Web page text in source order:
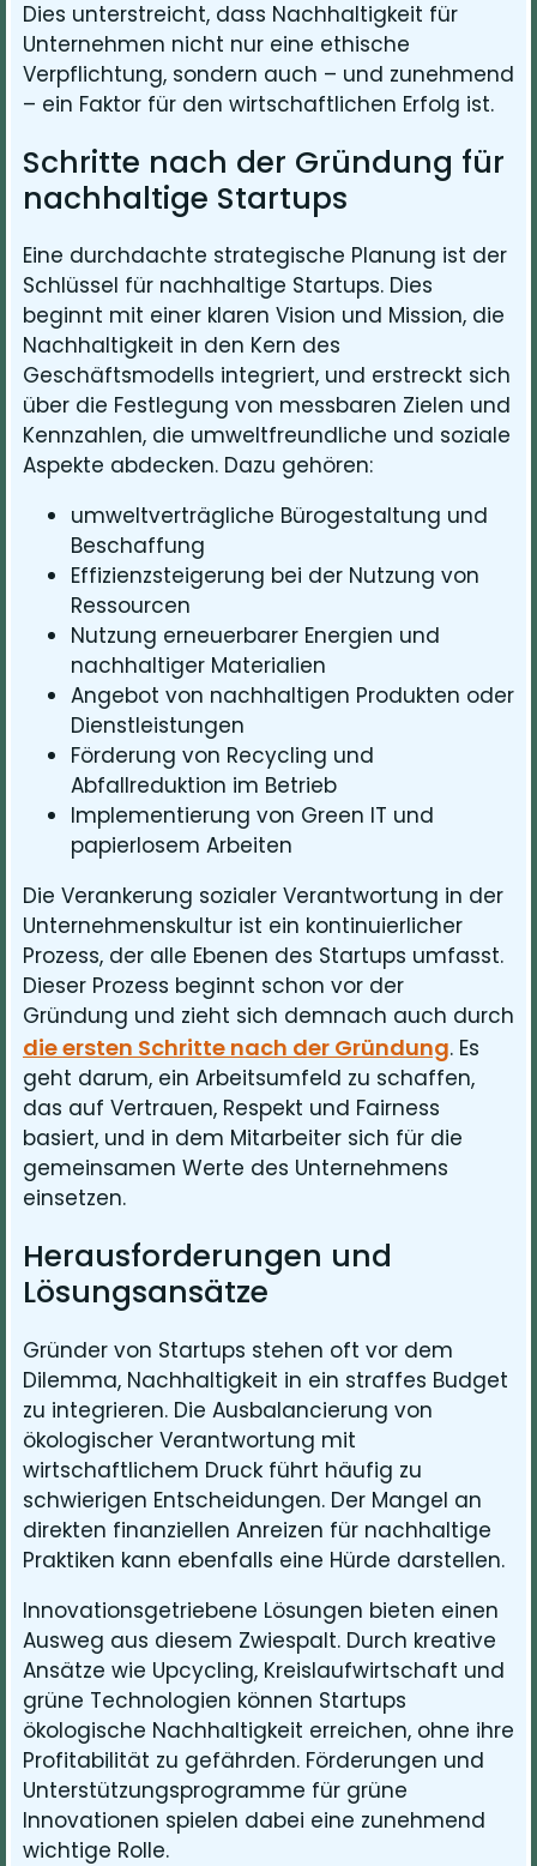
Dies unterstreicht, dass Nachhaltigkeit für
Unternehmen nicht nur eine ethische
Verpflichtung, sondern auch – und zunehmend
– ein Faktor für den wirtschaftlichen Erfolg ist.
Schritte nach der Gründung für
nachhaltige Startups
Eine durchdachte strategische Planung ist der
Schlüssel für nachhaltige Startups. Dies
beginnt mit einer klaren Vision und Mission, die
Nachhaltigkeit in den Kern des
Geschäftsmodells integriert, und erstreckt sich
über die Festlegung von messbaren Zielen und
Kennzahlen, die umweltfreundliche und soziale
Aspekte abdecken. Dazu gehören:
umweltverträgliche Bürogestaltung und
Beschaffung
Effizienzsteigerung bei der Nutzung von
Ressourcen
Nutzung erneuerbarer Energien und
nachhaltiger Materialien
Angebot von nachhaltigen Produkten oder
Dienstleistungen
Förderung von Recycling und
Abfallreduktion im Betrieb
Implementierung von Green IT und
papierlosem Arbeiten
Die Verankerung sozialer Verantwortung in der
Unternehmenskultur ist ein kontinuierlicher
Prozess, der alle Ebenen des Startups umfasst.
Dieser Prozess beginnt schon vor der
Gründung und zieht sich demnach auch durch
die ersten Schritte nach der Gründung. Es
geht darum, ein Arbeitsumfeld zu schaffen,
das auf Vertrauen, Respekt und Fairness
basiert, und in dem Mitarbeiter sich für die
gemeinsamen Werte des Unternehmens
einsetzen.
Herausforderungen und
Lösungsansätze
Gründer von Startups stehen oft vor dem
Dilemma, Nachhaltigkeit in ein straffes Budget
zu integrieren. Die Ausbalancierung von
ökologischer Verantwortung mit
wirtschaftlichem Druck führt häufig zu
schwierigen Entscheidungen. Der Mangel an
direkten finanziellen Anreizen für nachhaltige
Praktiken kann ebenfalls eine Hürde darstellen.
Innovationsgetriebene Lösungen bieten einen
Ausweg aus diesem Zwiespalt. Durch kreative
Ansätze wie Upcycling, Kreislaufwirtschaft und
grüne Technologien können Startups
ökologische Nachhaltigkeit erreichen, ohne ihre
Profitabilität zu gefährden. Förderungen und
Unterstützungsprogramme für grüne
Innovationen spielen dabei eine zunehmend
wichtige Rolle.